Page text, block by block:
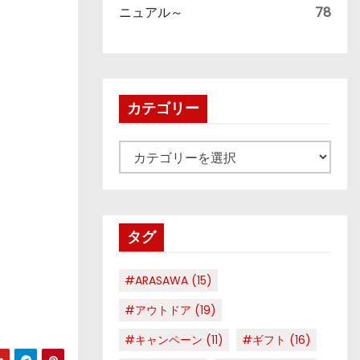
ニュアル～ 78
カテゴリー
テ
ータグ
#ARASAWA (15)
#アウトドア (19)
#キャンペーン (11) #ギフト (16)